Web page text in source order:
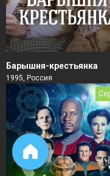
Барышня-крестьянка
1995, Россия